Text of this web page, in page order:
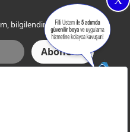
bilgilendim.
Boya ve Kimya Sanayi A.Ş.'nin
duyuru, hizmetler ve
yoluyla şahsıma